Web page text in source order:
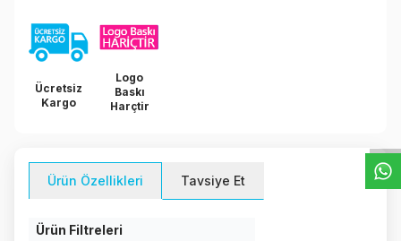
Ücretsiz
Kargo
Logo
Baskı
Harçtir
Ürün Özellikleri Tavsiye Et
Ürün Filtreleri